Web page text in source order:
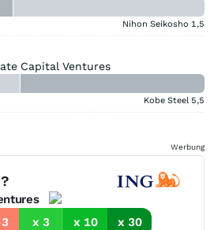
Nihon Seikosho 1,5
Capital Ventures
Kobe Steel 5,5
Werbung
x 3 x 10 x 30